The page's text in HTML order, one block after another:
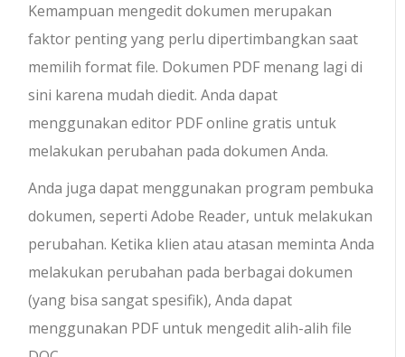
Kemampuan mengedit dokumen merupakan
faktor penting yang perlu dipertimbangkan saat
memilih format file. Dokumen PDF menang lagi di
sini karena mudah diedit. Anda dapat
menggunakan editor PDF online gratis untuk
melakukan perubahan pada dokumen Anda.
Anda juga dapat menggunakan program pembuka
dokumen, seperti Adobe Reader, untuk melakukan
perubahan. Ketika klien atau atasan meminta Anda
melakukan perubahan pada berbagai dokumen
(yang bisa sangat spesifik), Anda dapat
menggunakan PDF untuk mengedit alih-alih file